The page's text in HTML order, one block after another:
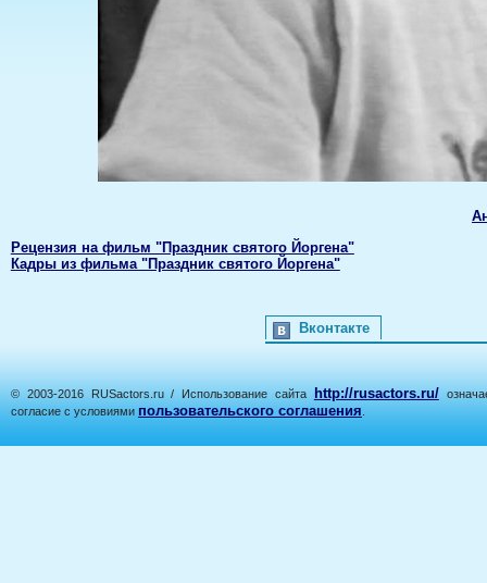
Рецензия на фильм "Праздник святого Йоргена"
Кадры из фильма "Праздник святого Йоргена"
Вконтакте
© 2003-2016 RUSactors.ru / Использование сайта http://rusactors.ru/
согласие с условиями пользовательского соглашения